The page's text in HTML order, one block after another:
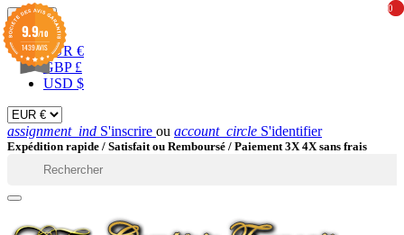
EUR 
EUR €
GBP £
USD $
assignment_ind S'inscrire ou account_circle S'identifier
Expédition rapide / Satisfait ou Remboursé / Paiement 3X 4X sans frais
0
0
9.9/10
1439 AVIS